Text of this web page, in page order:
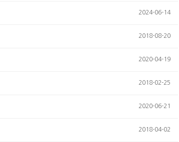
2024-06-14
2018-08-20
2020-04-19
2018-02-25
2020-06-21
2018-04-02